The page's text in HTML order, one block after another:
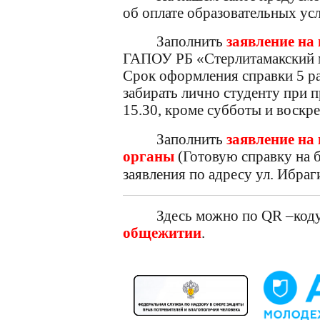
Педагогический состав
Материально-техническое
обеспечение и
образовательного
процесса. Доступная
Платные образовательные
услуги
деятельность
на
услуг
об оплате образовательных
Заполнитьзаявление
ГАПОУ РБ «Стерлитамакский
Срок оформления справки 5
забирать лично студенту при
15.30, кроме субботы и
Заполнитьзаявление
органы (Готовую справку на
заявления по адресу ул.
Здесь можно поQR
общежитии.